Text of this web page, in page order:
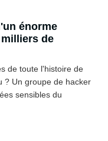
énorme
de
de toute l'histoire de
? Un groupe de hacker
sensibles du